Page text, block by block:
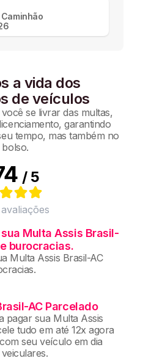
a vida dos
de veículos
se livrar das multas,
garantindo
tempo, mas também no
/ 5
avaliações
Multa Assis Brasil-
burocracias.
Multa Assis Brasil-AC
AC Parcelado
pagar sua Multa Assis
tudo em até 12x agora
seu veículo em dia